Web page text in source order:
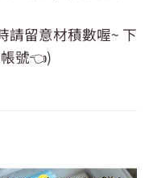
請留意材積數喔~ 下
號👈)